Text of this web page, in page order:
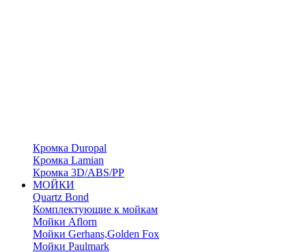
Кромка Duropal
Кромка Lamian
Кромка 3D/ABS/PP
МОЙКИ
Quartz Bond
Комплектующие к мойкам
Мойки Aflorn
Мойки Gerhans,Golden Fox
Мойки Paulmark